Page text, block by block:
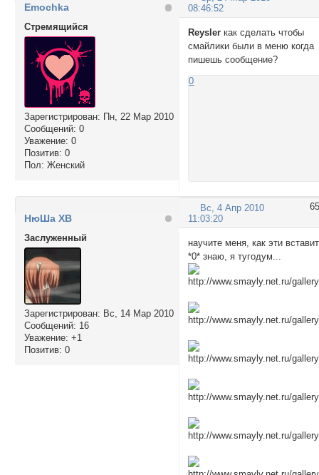
08:46:52
Emochka
Стремящийся
Зарегистрирован: Пн, 22 Мар 2010
Сообщений: 0
Уважение: 0
Позитив: 0
Пол: Женский
Reysler как сделать чтобы
смайлики были в меню когда
пишешь сообщение?
0
65
Вс, 4 Апр 2010
11:03:20
НюШа XВ
Заслуженный
Зарегистрирован: Вс, 14 Мар 2010
Сообщений: 16
Уважение: +1
Позитив: 0
научите меня, как эти
*0* знаю, я тугодум...